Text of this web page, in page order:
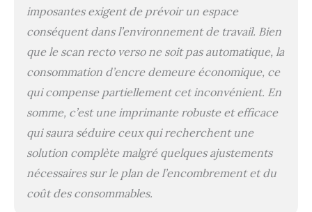
imposantes exigent de prévoir un espace
conséquent dans l’environnement de travail. Bien
que le scan recto verso ne soit pas automatique, la
consommation d’encre demeure économique, ce
qui compense partiellement cet inconvénient. En
somme, c’est une imprimante robuste et efficace
qui saura séduire ceux qui recherchent une
solution complète malgré quelques ajustements
nécessaires sur le plan de l’encombrement et du
coût des consommables.